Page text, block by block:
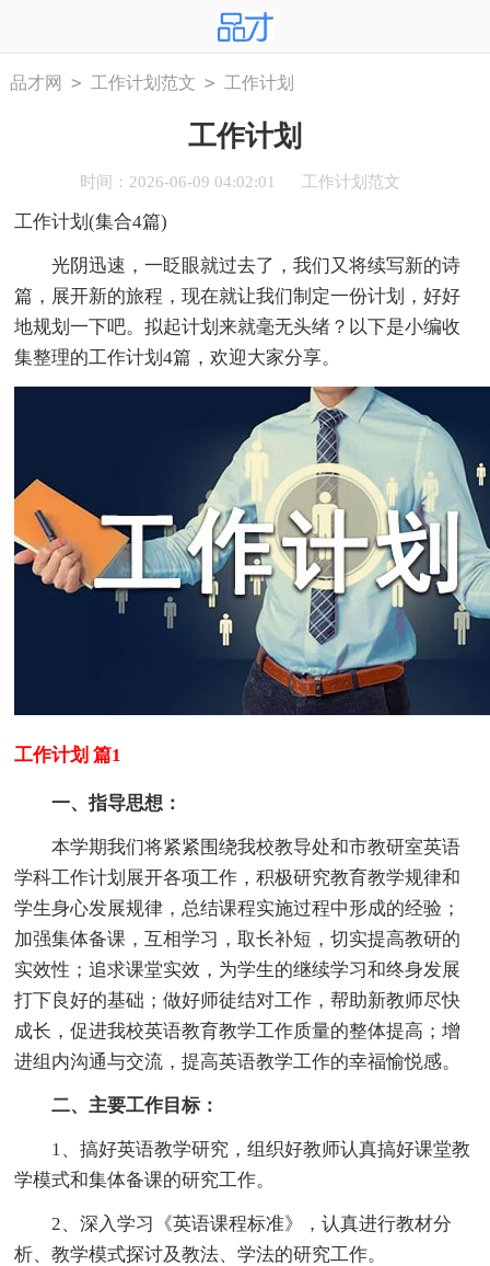
品才网 > 工作计划范文 > 工作计划
工作计划
时间：2026-06-09 04:02:01 工作计划范文
工作计划(集合4篇)
光阴迅速，一眨眼就过去了，我们又将续写新的诗
篇，展开新的旅程，现在就让我们制定一份计划，好好
地规划一下吧。拟起计划来就毫无头绪？以下是小编收
集整理的工作计划4篇，欢迎大家分享。
工作计划 篇1
一、指导思想：
本学期我们将紧紧围绕我校教导处和市教研室英语
学科工作计划展开各项工作，积极研究教育教学规律和
学生身心发展规律，总结课程实施过程中形成的经验；
加强集体备课，互相学习，取长补短，切实提高教研的
实效性；追求课堂实效，为学生的继续学习和终身发展
打下良好的基础；做好师徒结对工作，帮助新教师尽快
成长，促进我校英语教育教学工作质量的整体提高；增
进组内沟通与交流，提高英语教学工作的幸福愉悦感。
二、主要工作目标：
1、搞好英语教学研究，组织好教师认真搞好课堂教
学模式和集体备课的研究工作。
2、深入学习《英语课程标准》，认真进行教材分
析、教学模式探讨及教法、学法的研究工作。